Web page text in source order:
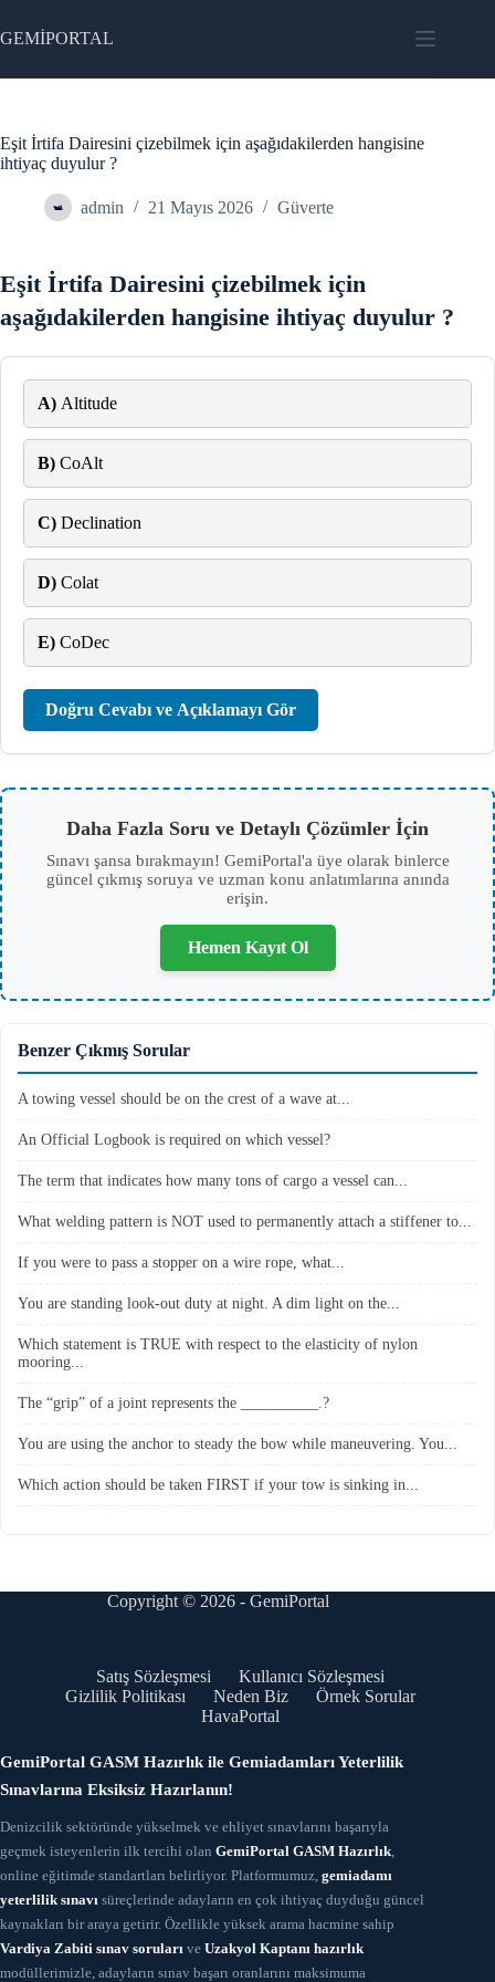
to
content
GEMİPORTAL
Eşit İrtifa Dairesini çizebilmek için aşağıdakilerden hangisine
ihtiyaç duyulur ?
admin 21 Mayıs 2026 Güverte
Eşit İrtifa Dairesini çizebilmek için
aşağıdakilerden hangisine ihtiyaç duyulur ?
A) Altitude
B) CoAlt
C) Declination
D) Colat
E) CoDec
Doğru Cevabı ve Açıklamayı Gör
Daha Fazla Soru ve Detaylı Çözümler İçin
Sınavı şansa bırakmayın! GemiPortal'a üye olarak binlerce
güncel çıkmış soruya ve uzman konu anlatımlarına anında
erişin.
Hemen Kayıt Ol
Benzer Çıkmış Sorular
A towing vessel should be on the crest of a wave at...
An Official Logbook is required on which vessel?
The term that indicates how many tons of cargo a vessel can...
What welding pattern is NOT used to permanently attach a stiffener to...
If you were to pass a stopper on a wire rope, what...
You are standing look-out duty at night. A dim light on the...
Which statement is TRUE with respect to the elasticity of nylon
mooring...
The “grip” of a joint represents the __________.?
You are using the anchor to steady the bow while maneuvering. You...
Which action should be taken FIRST if your tow is sinking in...
Copyright © 2026 - GemiPortal
Satış Sözleşmesi
Kullanıcı Sözleşmesi
Gizlilik Politikası
Neden Biz
Örnek Sorular
HavaPortal
GemiPortal GASM Hazırlık ile Gemiadamları Yeterlilik
Sınavlarına Eksiksiz Hazırlanın!
Denizcilik sektöründe yükselmek ve ehliyet sınavlarını başarıyla
geçmek isteyenlerin ilk tercihi olan GemiPortal GASM Hazırlık
online eğitimde standartları belirliyor. Platformumuz, gemiadamı
yeterlilik sınavı süreçlerinde adayların en çok ihtiyaç duyduğu güncel
kaynakları bir araya getirir. Özellikle yüksek arama hacmine sahip
Vardiya Zabiti sınav soruları ve Uzakyol Kaptanı hazırlık
modüllerimizle, adayların sınav başarı oranlarını maksimuma